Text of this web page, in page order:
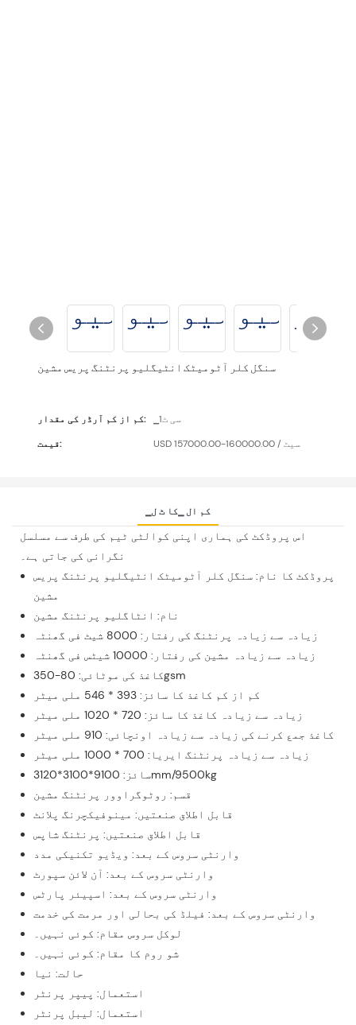
سنگل کلر آٹومیٹک انٹیگلیو پرنٹنگ پریس مشین
کم از کم آرڈر کی مقدار:
▁سی ٹ1
قیمت:
USD 157000.00-160000.00 / سیٹ
▁کم ال ▁کا ٹ ل
اس پروڈکٹ کی ہماری اپنی کوالٹی ٹیم کی طرف سے مسلسل
نگرانی کی جاتی ہے۔
پروڈکٹ کا نام: سنگل کلر آٹومیٹک انٹیگلیو پرنٹنگ پریس
مشین
نام: انٹاگلیو پرنٹنگ مشین
زیادہ سے زیادہ پرنٹنگ کی رفتار: 8000 شیٹ فی گھنٹہ
زیادہ سے زیادہ مشین کی رفتار: 10000 شیٹس فی گھنٹہ
کاغذ کی موٹائی: 80-350gsm
کم از کم کاغذ کا سائز: 393 * 546 ملی میٹر
زیادہ سے زیادہ کاغذ کا سائز: 720 * 1020 ملی میٹر
کاغذ جمع کرنے کی زیادہ سے زیادہ اونچائی: 910 ملی میٹر
زیادہ سے زیادہ پرنٹنگ ایریا: 700 * 1000 ملی میٹر
سائز: 9100*3100*3120mm/9500kg
قسم: روٹوگراوور پرنٹنگ مشین
قابل اطلاق صنعتیں: مینوفیکچرنگ پلانٹ
قابل اطلاق صنعتیں: پرنٹنگ شاپس
وارنٹی سروس کے بعد: ویڈیو تکنیکی مدد
وارنٹی سروس کے بعد: آن لائن سپورٹ
وارنٹی سروس کے بعد: اسپیئر پارٹس
وارنٹی سروس کے بعد: فیلڈ کی بحالی اور مرمت کی خدمت
لوکل سروس مقام: کوئی نہیں۔
شو روم کا مقام: کوئی نہیں۔
حالت: نیا
استعمال: پیپر پرنٹر
استعمال: لیبل پرنٹر